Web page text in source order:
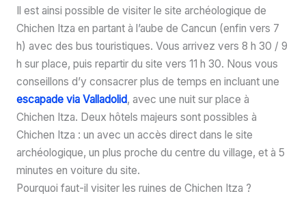
Il est ainsi possible de visiter le site archéologique de
Chichen Itza en partant à l’aube de Cancun (enfin vers 7
h) avec des bus touristiques. Vous arrivez vers 8 h 30 / 9
h sur place, puis repartir du site vers 11 h 30. Nous vous
conseillons d’y consacrer plus de temps en incluant une
escapade via Valladolid, avec une nuit sur place à
Chichen Itza. Deux hôtels majeurs sont possibles à
Chichen Itza : un avec un accès direct dans le site
archéologique, un plus proche du centre du village, et à 5
minutes en voiture du site.
Pourquoi faut-il visiter les ruines de Chichen Itza ?